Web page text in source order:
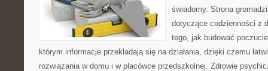
świadomy. Strona
dotyczące codzienności z
tego, jak budować
którym informacje przekładają się na działania, dzięki czemu
rozwiązania w domu i w placówce przedszkolnej. Zdrowie